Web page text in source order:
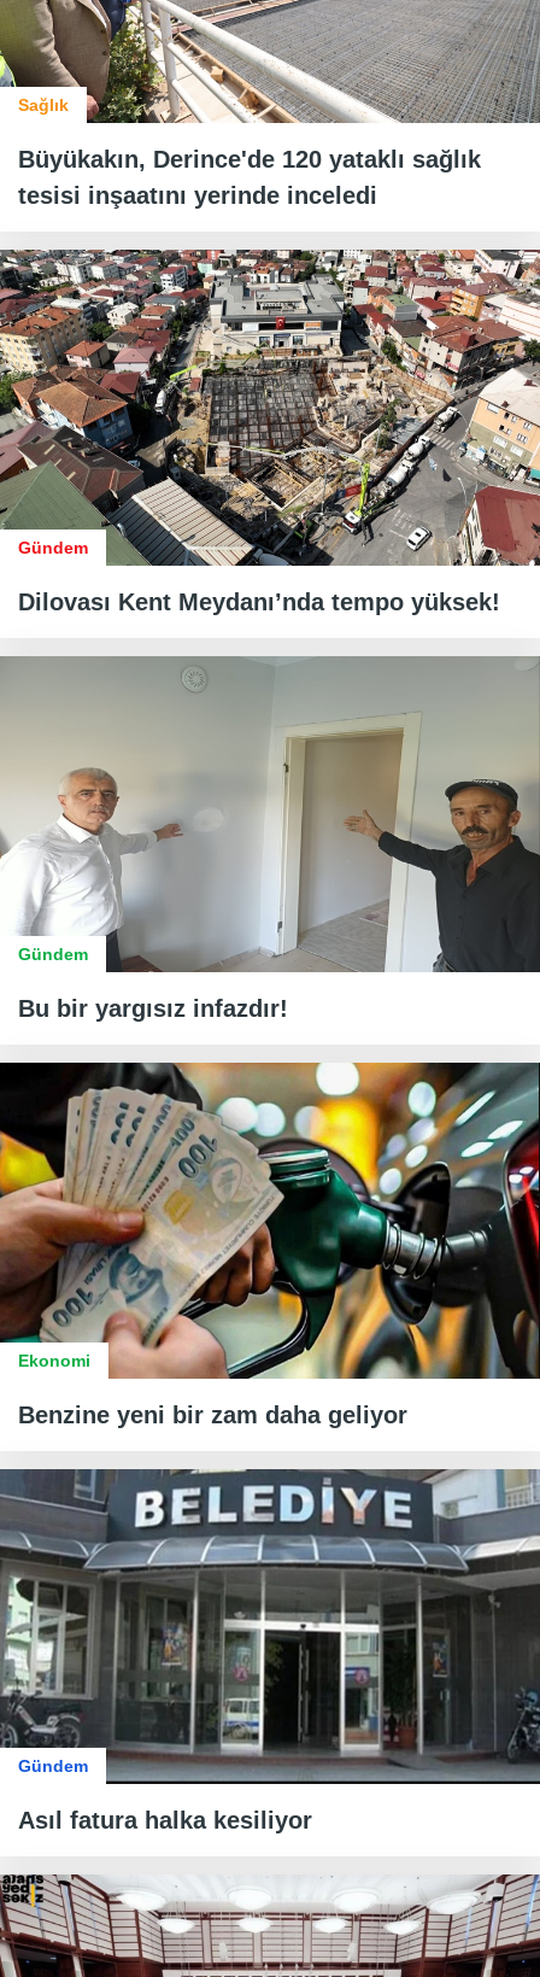
Sağlık
Büyükakın, Derince'de 120 yataklı sağlık
tesisi inşaatını yerinde inceledi
Gündem
Dilovası Kent Meydanı’nda tempo yüksek!
Gündem
Bu bir yargısız infazdır!
Ekonomi
Benzine yeni bir zam daha geliyor
Gündem
Asıl fatura halka kesiliyor